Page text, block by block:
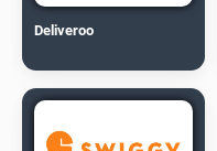
Deliveroo